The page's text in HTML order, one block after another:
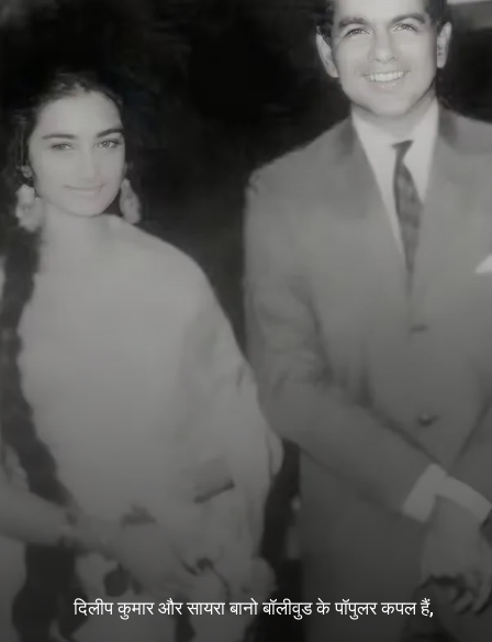
दिलीप कुमार और सायरा बानो बॉलीवुड के पॉपुलर कपल हैं,